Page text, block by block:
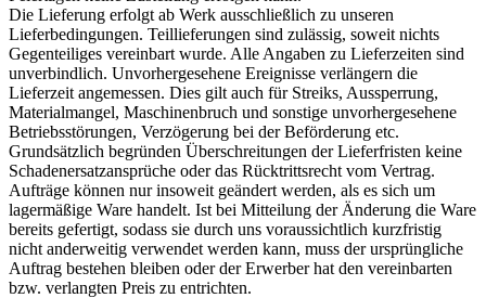
Die Lieferung erfolgt ab Werk ausschließlich zu unseren
Lieferbedingungen. Teillieferungen sind zulässig, soweit nichts
Gegenteiliges vereinbart wurde. Alle Angaben zu Lieferzeiten sind
unverbindlich. Unvorhergesehene Ereignisse verlängern die
Lieferzeit angemessen. Dies gilt auch für Streiks, Aussperrung,
Materialmangel, Maschinenbruch und sonstige unvorhergesehene
Betriebsstörungen, Verzögerung bei der Beförderung etc.
Grundsätzlich begründen Überschreitungen der Lieferfristen keine
Schadenersatzansprüche oder das Rücktrittsrecht vom Vertrag.
Aufträge können nur insoweit geändert werden, als es sich um
lagermäßige Ware handelt. Ist bei Mitteilung der Änderung die Ware
bereits gefertigt, sodass sie durch uns voraussichtlich kurzfristig
nicht anderweitig verwendet werden kann, muss der ursprüngliche
Auftrag bestehen bleiben oder der Erwerber hat den vereinbarten
bzw. verlangten Preis zu entrichten.